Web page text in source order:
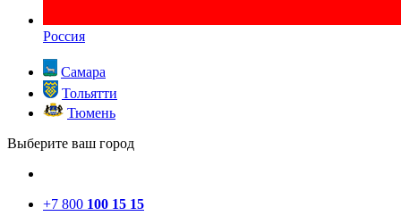
Россия
Самара
Тольятти
Тюмень
Выберите ваш город
+7 800 100 15 15